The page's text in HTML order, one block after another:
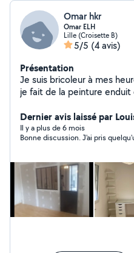
Omar hkr
Omar ELH
Lille (Croisette B)
5/5 (4 avis)
Présentation
Je suis bricoleur à mes
je fait de la peinture
Dernier avis laissé par
Il y a plus de 6 mois
Bonne discussion. J'ai pris